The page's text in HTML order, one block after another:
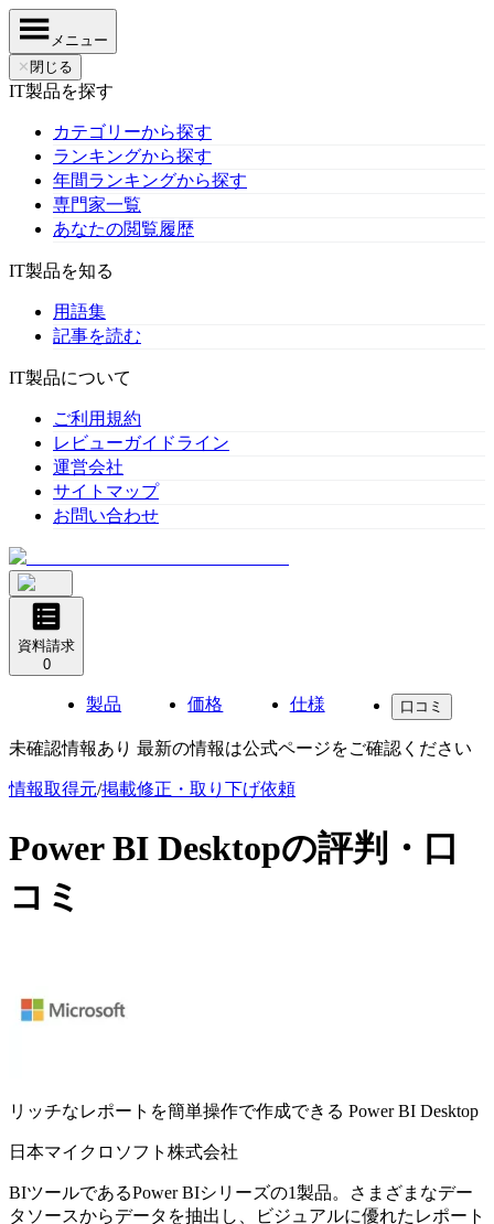
メニュー
✕ 閉じる
IT製品を探す
カテゴリーから探す
ランキングから探す
年間ランキングから探す
専門家一覧
あなたの閲覧履歴
IT製品を知る
用語集
記事を読む
IT製品について
ご利用規約
レビューガイドライン
運営会社
サイトマップ
お問い合わせ
資料請求
0
製品 価格 仕様 口コミ
未確認情報あり 最新の情報は公式ページをご確認ください
情報取得元/掲載修正・取り下げ依頼
Power BI Desktopの評判・口
コミ
リッチなレポートを簡単操作で作成できる Power BI Desktop
日本マイクロソフト株式会社
BIツールであるPower BIシリーズの1製品。さまざまなデー
タソースからデータを抽出し、ビジュアルに優れたレポート